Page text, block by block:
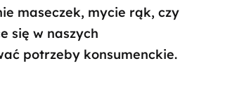
maseczek, mycie rąk, czy
się w naszych
potrzeby konsumenckie.